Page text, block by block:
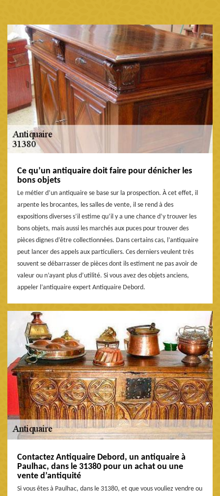
Ce qu’un antiquaire doit faire pour dénicher les
bons objets
Le métier d’un antiquaire se base sur la prospection. À cet effet, il
arpente les brocantes, les salles de vente, il se rend à des
expositions diverses s’il estime qu’il y a une chance d’y trouver les
bons objets, mais aussi les marchés aux puces pour trouver des
pièces dignes d’être collectionnées. Dans certains cas, l’antiquaire
peut lancer des appels aux particuliers. Ces derniers veulent très
souvent se débarrasser de pièces dont ils estiment ne pas avoir de
valeur ou n’ayant plus d’utilité. Si vous avez des objets anciens,
appeler l’antiquaire expert Antiquaire Debord.
Contactez Antiquaire Debord, un antiquaire à
Paulhac, dans le 31380 pour un achat ou une
vente d’antiquité
Si vous êtes à Paulhac, dans le 31380, et que vous vouliez vendre ou